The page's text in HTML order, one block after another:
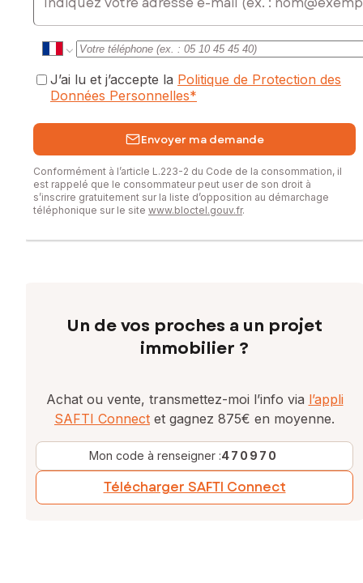
J’ai lu et j’accepte la Politique de Protection des
Données Personnelles*
Envoyer ma demande
Conformément à l’article L.223-2 du Code de la consommation, il
est rappelé que le consommateur peut user de son droit à
s’inscrire gratuitement sur la liste d’opposition au démarchage
téléphonique sur le site www.bloctel.gouv.fr.
Un de vos proches a un projet
immobilier ?
Achat ou vente, transmettez-moi l’info via l’appli
SAFTI Connect et gagnez 875€ en moyenne.
Mon code à renseigner :470970
Télécharger SAFTI Connect